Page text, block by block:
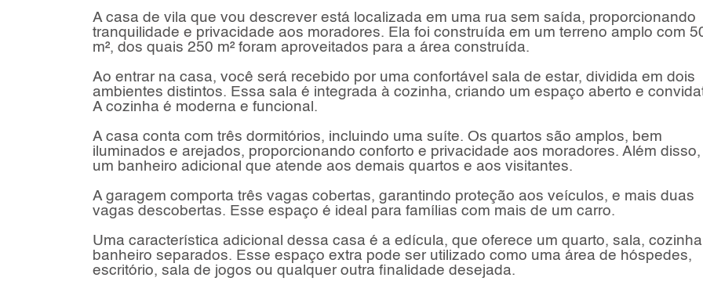
A casa de vila que vou descrever está localizada em uma rua sem saída, proporcionando
tranquilidade e privacidade aos moradores. Ela foi construída em um terreno amplo com
m², dos quais 250 m² foram aproveitados para a área construída.
Ao entrar na casa, você será recebido por uma confortável sala de estar, dividida em dois
ambientes distintos. Essa sala é integrada à cozinha, criando um espaço aberto e
A cozinha é moderna e funcional.
A casa conta com três dormitórios, incluindo uma suíte. Os quartos são amplos, bem
iluminados e arejados, proporcionando conforto e privacidade aos moradores. Além
um banheiro adicional que atende aos demais quartos e aos visitantes.
A garagem comporta três vagas cobertas, garantindo proteção aos veículos, e mais duas
vagas descobertas. Esse espaço é ideal para famílias com mais de um carro.
Uma característica adicional dessa casa é a edícula, que oferece um quarto, sala,
banheiro separados. Esse espaço extra pode ser utilizado como uma área de hóspedes,
escritório, sala de jogos ou qualquer outra finalidade desejada.